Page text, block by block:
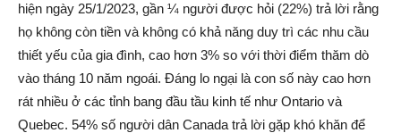
hiện ngày 25/1/2023, gần ¼ người được hỏi (22%) trả lời rằng
họ không còn tiền và không có khả năng duy trì các nhu cầu
thiết yếu của gia đình, cao hơn 3% so với thời điểm thăm dò
vào tháng 10 năm ngoái. Đáng lo ngại là con số này cao hơn
rát nhiều ở các tỉnh bang đầu tầu kinh tế như Ontario và
Quebec. 54% số người dân Canada trả lời gặp khó khăn để